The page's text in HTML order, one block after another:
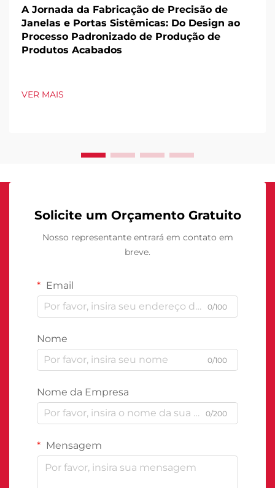
A Jornada da Fabricação de Precisão de
Janelas e Portas Sistêmicas: Do Design ao
Processo Padronizado de Produção de
Produtos Acabados
VER MAIS
Solicite um Orçamento Gratuito
Nosso representante entrará em contato em
breve.
Email
0/100
Nome
0/100
Nome da Empresa
0/200
Mensagem